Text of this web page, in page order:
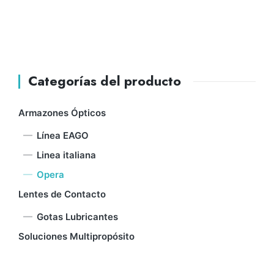
Categorías del producto
Armazones Ópticos
Línea EAGO
Linea italiana
Opera
Lentes de Contacto
Gotas Lubricantes
Soluciones Multipropósito